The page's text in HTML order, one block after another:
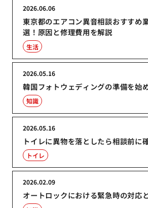
東京都のエアコン異音相談おすすめ
選！原因と修理費用を解説
2026.06.06
生活
韓国フォトウェディングの準備を始
2026.05.16
知識
トイレに異物を落としたら相談前に
2026.05.16
トイレ
オートロックにおける緊急時の対応
2026.02.09